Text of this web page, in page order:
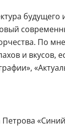
По
и вкусов,